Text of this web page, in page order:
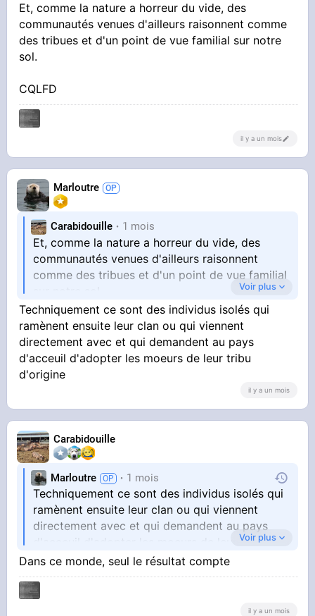
Et, comme la nature a horreur du vide, des
communautés venues d'ailleurs raisonnent comme
des tribues et d'un point de vue familial sur notre
sol.
CQLFD
il y a un mois
Marloutre
Carabidouille 1 mois
Et, comme la nature a horreur du vide, des
communautés venues d'ailleurs raisonnent
comme des tribues et d'un point de vue familial
CQLFD
Voir plus
Techniquement ce sont des individus isolés qui
ramènent ensuite leur clan ou qui viennent
directement avec et qui demandent au pays
d'acceuil d'adopter les moeurs de leur tribu
d'origine
il y a un mois
Carabidouille
Marloutre 1 mois
Techniquement ce sont des individus isolés qui
ramènent ensuite leur clan ou qui viennent
directement avec et qui demandent au pays
d'acceuil d'adopter les moeurs de leur tribu
d'origine
Voir plus
Dans ce monde, seul le résultat compte
il y a un mois